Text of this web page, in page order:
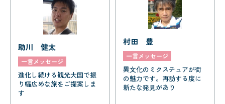
助川 健太
一言メッセージ
進化し続ける観光大国で振
り幅広めな旅をご提案しま
す
村田 豊
一言メッセージ
異文化のミクスチュアが街
の魅力です。再訪する度に
新たな発見があり